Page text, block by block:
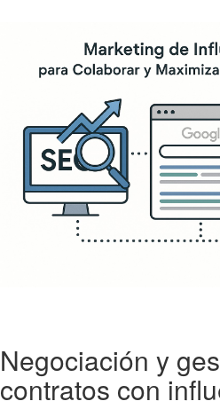
Negociación y
contratos con